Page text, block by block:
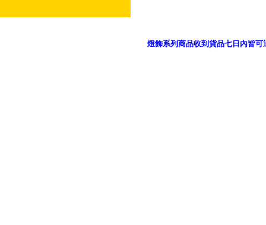
燈飾系列商品收到貨品七日內皆